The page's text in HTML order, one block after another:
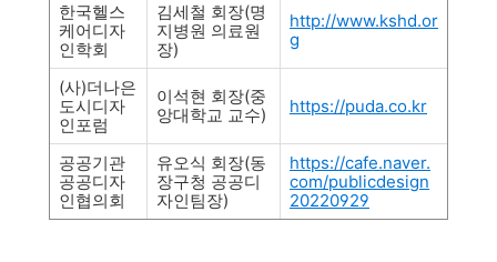
한국헬스
케어디자
인학회
김세철 회장(명
지병원 의료원
장)
http://www.kshd.or
g
(사)더나은
도시디자
인포럼
이석현 회장(중
앙대학교 교수) https://puda.co.kr
공공기관
공공디자
인협의회
유오식 회장(동
장구청 공공디
자인팀장)
https://cafe.naver.
com/publicdesign
20220929